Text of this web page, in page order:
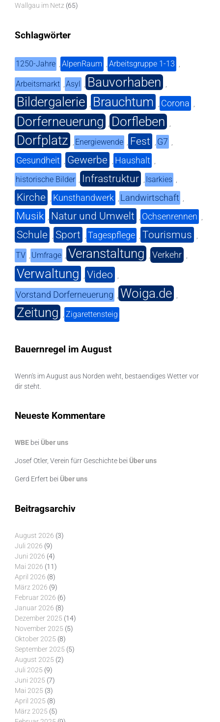
Wallgau im Netz (65)
Schlagwörter
1250-Jahre , AlpenRaum , Arbeitsgruppe 1-13 ,
Arbeitsmarkt ,Asyl , Bauvorhaben ,
Bildergalerie , Brauchtum , Corona ,
Dorferneuerung , Dorfleben ,
Dorfplatz , Energiewende , Fest , G7 ,
Gesundheit , Gewerbe , Haushalt ,
historische Bilder , Infrastruktur , Isarkies ,
Kirche , Kunsthandwerk , Landwirtschaft ,
Musik , Natur und Umwelt , Ochsenrennen ,
Schule , Sport , Tagespflege , Tourismus ,
TV , Umfrage , Veranstaltung , Verkehr ,
Verwaltung , Video ,
Vorstand Dorferneuerung , Woiga.de ,
Zeitung , Zigarettensteig
Bauernregel im August
Wenn's im August aus Norden weht, bestaendiges Wetter vor
dir steht.
Neueste Kommentare
WBE bei Über uns
Josef Otler, Verein fürr Geschichte bei Über uns
Gerd Erfert bei Über uns
Beitragsarchiv
August 2026 (3)
Juli 2026 (9)
Juni 2026 (4)
Mai 2026 (11)
April 2026 (8)
März 2026 (9)
Februar 2026 (6)
Januar 2026 (8)
Dezember 2025 (14)
November 2025 (5)
Oktober 2025 (8)
September 2025 (5)
August 2025 (2)
Juli 2025 (9)
Juni 2025 (7)
Mai 2025 (3)
April 2025 (8)
März 2025 (5)